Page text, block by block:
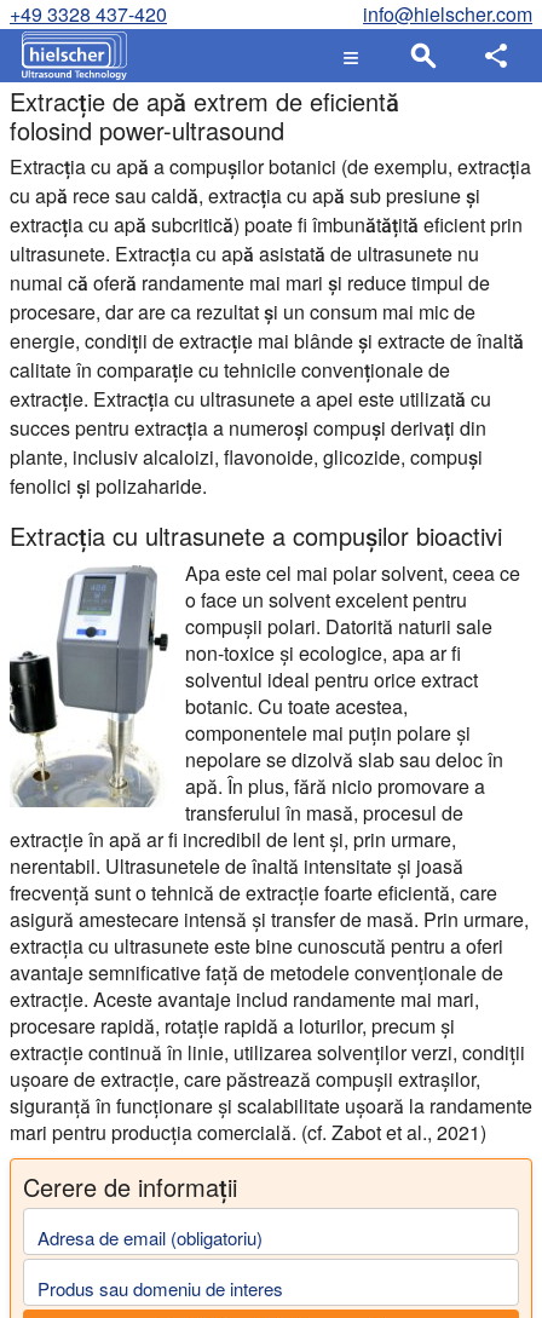
+49 3328 437-420 info@hielscher.com
Extracție de apă extrem de eficientă
folosind power-ultrasound
Extracția cu apă a compușilor botanici (de exemplu, extracția
cu apă rece sau caldă, extracția cu apă sub presiune și
extracția cu apă subcritică) poate fi îmbunătățită eficient prin
ultrasunete. Extracția cu apă asistată de ultrasunete nu
numai că oferă randamente mai mari și reduce timpul de
procesare, dar are ca rezultat și un consum mai mic de
energie, condiții de extracție mai blânde și extracte de înaltă
calitate în comparație cu tehnicile convenționale de
extracție. Extracția cu ultrasunete a apei este utilizată cu
succes pentru extracția a numeroși compuși derivați din
plante, inclusiv alcaloizi, flavonoide, glicozide, compuși
fenolici și polizaharide.
Extracția cu ultrasunete a compușilor bioactivi
Apa este cel mai polar solvent, ceea ce
o face un solvent excelent pentru
compușii polari. Datorită naturii sale
non-toxice și ecologice, apa ar fi
solventul ideal pentru orice extract
botanic. Cu toate acestea,
componentele mai puțin polare și
nepolare se dizolvă slab sau deloc în
apă. În plus, fără nicio promovare a
transferului în masă, procesul de
extracție în apă ar fi incredibil de lent și, prin urmare,
nerentabil. Ultrasunetele de înaltă intensitate și joasă
frecvență sunt o tehnică de extracție foarte eficientă, care
asigură amestecare intensă și transfer de masă. Prin urmare,
extracția cu ultrasunete este bine cunoscută pentru a oferi
avantaje semnificative față de metodele convenționale de
extracție. Aceste avantaje includ randamente mai mari,
procesare rapidă, rotație rapidă a loturilor, precum și
extracție continuă în linie, utilizarea solvenților verzi, condiții
ușoare de extracție, care păstrează compușii extrașilor,
siguranță în funcționare și scalabilitate ușoară la randamente
mari pentru producția comercială. (cf. Zabot et al., 2021)
Cerere de informații
Adresa de email (obligatoriu)
Produs sau domeniu de interes